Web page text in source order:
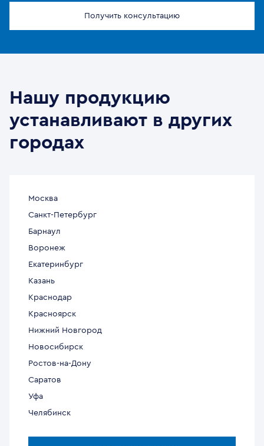
Получить консультацию
Нашу продукцию
устанавливают в других
городах
Москва
Санкт-Петербург
Барнаул
Воронеж
Екатеринбург
Казань
Краснодар
Красноярск
Нижний Новгород
Новосибирск
Ростов-на-Дону
Саратов
Уфа
Челябинск